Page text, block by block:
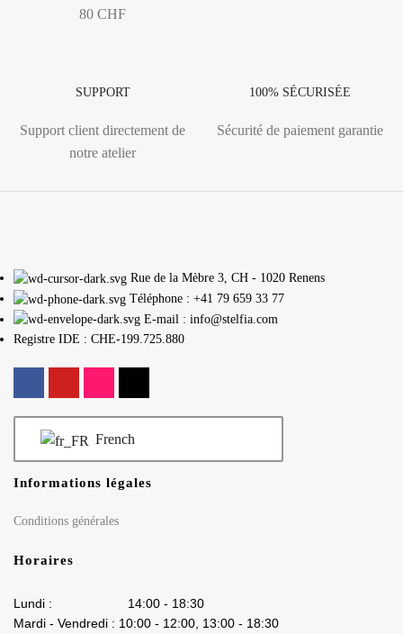
80 CHF
SUPPORT
Support client directement de
notre atelier
100% SÉCURISÉE
Sécurité de paiement garantie
Rue de la Mèbre 3, CH - 1020 Renens
Téléphone : +41 79 659 33 77
E-mail : info@stelfia.com
Registre IDE : CHE-199.725.880
French
Informations légales
Conditions générales
Horaires
Lundi : 14:00 - 18:30
Mardi - Vendredi : 10:00 - 12:00, 13:00 - 18:30